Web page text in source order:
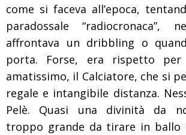
come si faceva all’epoca,
paradossale “radiocronaca”,
affrontava un dribbling o
porta. Forse, era rispetto per
amatissimo, il Calciatore, che si
regale e intangibile distanza.
Pelè. Quasi una divinità da
troppo grande da tirare in ballo